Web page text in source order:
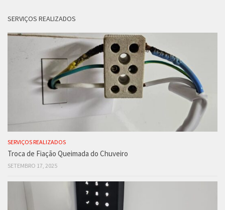
SERVIÇOS REALIZADOS
SERVIÇOS REALIZADOS
Troca de Fiação Queimada do Chuveiro
SETEMBRO 17, 2025